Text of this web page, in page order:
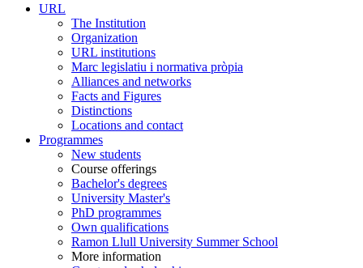
URL
The Institution
Organization
URL institutions
Marc legislatiu i normativa pròpia
Alliances and networks
Facts and Figures
Distinctions
Locations and contact
Programmes
New students
Course offerings
Bachelor's degrees
University Master's
PhD programmes
Own qualifications
Ramon Llull University Summer School
More information